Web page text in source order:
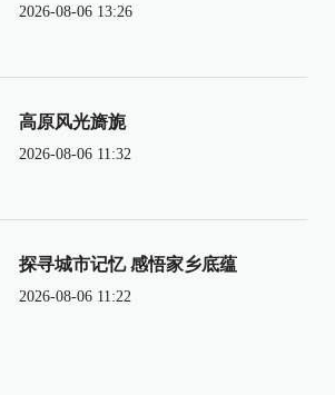
2026-08-06 13:26
高原风光旖旎
2026-08-06 11:32
探寻城市记忆 感悟家乡底蕴
2026-08-06 11:22